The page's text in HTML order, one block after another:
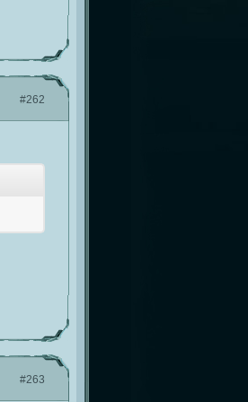
#262
#263